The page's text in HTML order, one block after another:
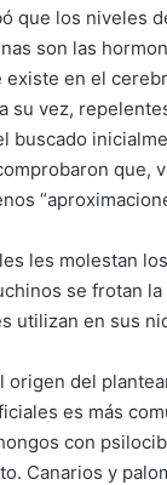
que los niveles
son las
existe en el
su vez,
buscado
que,
les molestan
se frotan
utilizan en sus
origen del
es más
con
Canarios y